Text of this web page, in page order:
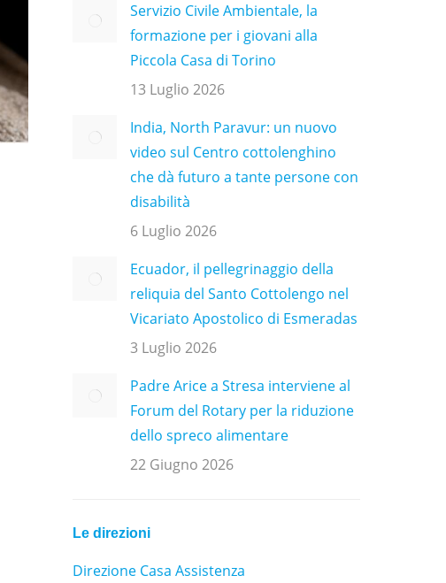
Servizio Civile Ambientale, la
formazione per i giovani alla
Piccola Casa di Torino
13 Luglio 2026
India, North Paravur: un nuovo
video sul Centro cottolenghino
che dà futuro a tante persone con
disabilità
6 Luglio 2026
Ecuador, il pellegrinaggio della
reliquia del Santo Cottolengo nel
Vicariato Apostolico di Esmeradas
3 Luglio 2026
Padre Arice a Stresa interviene al
Forum del Rotary per la riduzione
dello spreco alimentare
22 Giugno 2026
Le direzioni
Direzione Casa Assistenza